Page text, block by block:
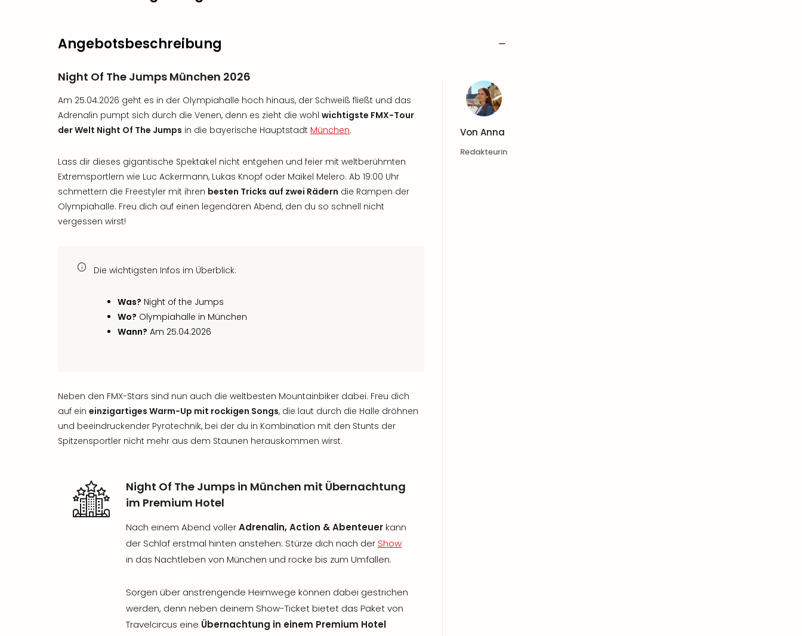
Angebotsbeschreibung
Night Of The Jumps München 2026
Am 25.04.2026 geht es in der Olympiahalle hoch hinaus, der Schweiß fließt und das
Adrenalin pumpt sich durch die Venen, denn es zieht die wohl wichtigste FMX-Tour
der Welt Night Of The Jumps in die bayerische Hauptstadt München.
Lass dir dieses gigantische Spektakel nicht entgehen und feier mit weltberühmten
Extremsportlern wie Luc Ackermann, Lukas Knopf oder Maikel Melero. Ab 19:00 Uhr
schmettern die Freestyler mit ihren besten Tricks auf zwei Rädern die Rampen der
Olympiahalle. Freu dich auf einen legendären Abend, den du so schnell nicht
vergessen wirst!
Die wichtigsten Infos im Überblick:
Was? Night of the Jumps
Wo? Olympiahalle in München
Wann? Am 25.04.2026
Neben den FMX-Stars sind nun auch die weltbesten Mountainbiker dabei. Freu dich
auf ein einzigartiges Warm-Up mit rockigen Songs, die laut durch die Halle dröhnen
und beeindruckender Pyrotechnik, bei der du in Kombination mit den Stunts der
Spitzensportler nicht mehr aus dem Staunen herauskommen wirst.
Night Of The Jumps in München mit Übernachtung
im Premium Hotel
Nach einem Abend vollerAdrenalin, Action & Abenteuerkann
der Schlaf erstmal hinten anstehen: Stürze dich nach derShow
in das Nachtleben von München und rocke bis zum Umfallen.
Sorgen über anstrengende Heimwege können dabei gestrichen
werden, denn neben deinem Show-Ticket bietet das Paket von
Travelcircus eine Übernachtung in einem Premium Hotel
Von Anna
Redakteurin